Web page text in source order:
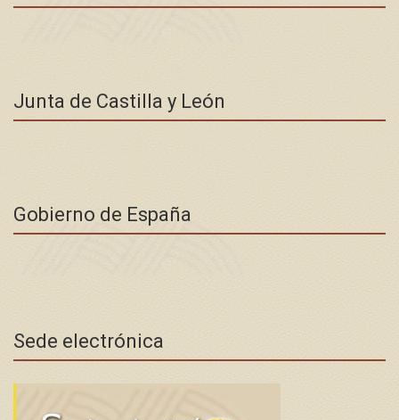
Junta de Castilla y León
Gobierno de España
Sede electrónica